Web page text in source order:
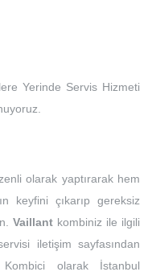
Yerinde Servis Hizmeti
olarak yaptırarak hem
keyfini çıkarıp gereksiz
Vaillant kombiniz ile ilgili
iletişim sayfasından
Kombici olarak İstanbul